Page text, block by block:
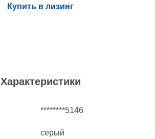
Характеристики
********5146
серый
Купить в лизинг